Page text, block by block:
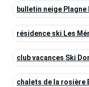
bulletin neige
résidence ski Les
club vacances Ski
chalets de la rosière